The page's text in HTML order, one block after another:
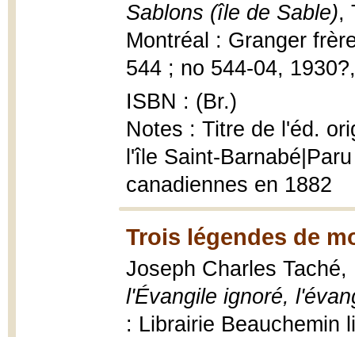
Sablons (île de Sable),
Montréal : Granger
544 ; no 544-04,
ISBN : (Br.)
Notes : Titre de l'éd.
l'île Saint-
canadiennes en 1882
Trois légendes de
Joseph Charles Taché,
l'Évangile ignoré,
: Librairie Beauchemin